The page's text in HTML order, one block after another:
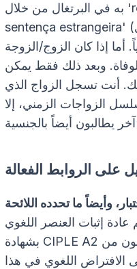
به في البرتغال من خلال 'revisão e confirmação de
sentença estrangeira' (مراجعة وتأكيد الحكم الأجنبي)،
إذا كان الزوج/الزوجة
وبعد ذلك فقط يمكن
أنت تسجل الزواج الذي
الزواجات الزمني، إلا
على الروابط الفعالة
وأيضاً ما تحدده اللائحة
عادة إثبات العنصر اللغوي
بشهادة CIPLE A2 أو ما يعادلها، بينما يستند المتقدمون من
الافتراض اللغوي في هذا